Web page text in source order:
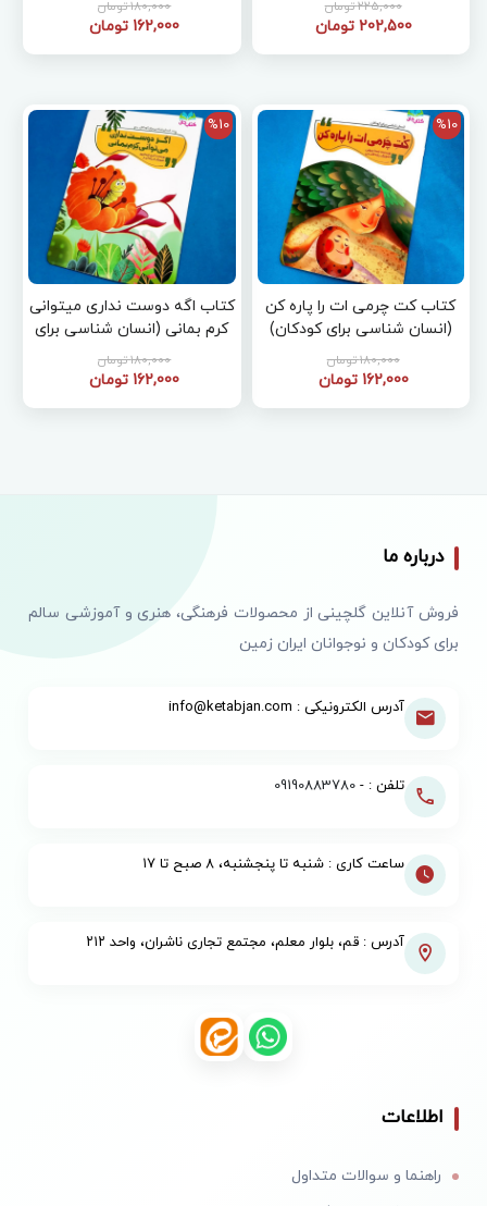
225,000 تومان
202,500 تومان
180,000 تومان
162,000 تومان
%10
کتاب کت چرمی ات را پاره کن
(انسان شناسی برای کودکان)
180,000 تومان
162,000 تومان
%10
کتاب اگه دوست نداری میتوانی
کرم بمانی (انسان شناسی برای
کودکان)180,000 تومان
162,000 تومان
درباره ما
فروش آنلاین گلچینی از محصولات فرهنگی، هنری و آموزشی سالم
برای کودکان و نوجوانان ایران زمین
آدرس الکترونیکی : info@ketabjan.com
تلفن : -09190883780
ساعت کاری : شنبه تا پنجشنبه، ۸ صبح تا ۱۷
آدرس : قم، بلوار معلم، مجتمع تجاری ناشران، واحد ۲۱۲
اطلاعات
راهنما و سوالات متداول